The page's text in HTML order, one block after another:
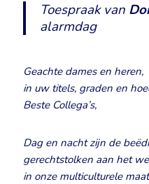
Toespraak van
alarmdag
Geachte dames en heren,
in uw titels, graden en
Beste Collega’s,
Dag en nacht zijn de
gerechtstolken aan het
in onze multiculturele